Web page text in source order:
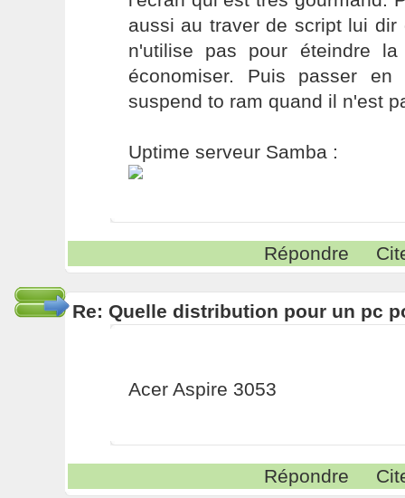
aussi au traver de script lui
n'utilise pas pour éteindre
économiser. Puis passer
suspend to ram quand il n'est
Uptime serveur Samba :
Répondre
Re: Quelle distribution pour un pc
Acer Aspire 3053
Répondre